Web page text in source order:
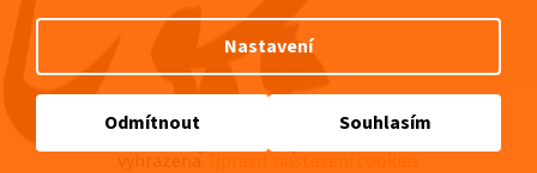
Nastavení
Odmítnout Souhlasím
Copyright 2026Pyžamový ráj Rozárka. Všechna práva
vyhrazena.Upravit nastavení cookies